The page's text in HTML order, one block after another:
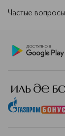
Частые вопросы